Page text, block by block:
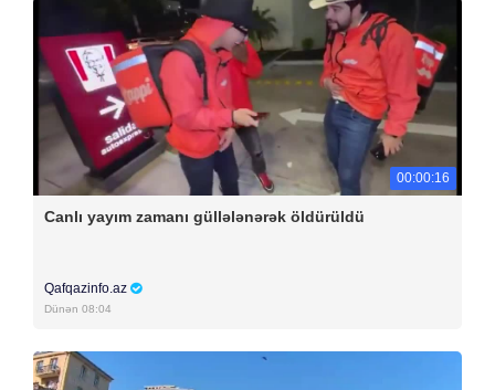
00:00:16
Canlı yayım zamanı güllələnərək öldürüldü
Qafqazinfo.az
Dünən 08:04